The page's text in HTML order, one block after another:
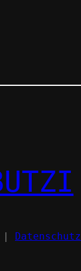
| Datenschutz